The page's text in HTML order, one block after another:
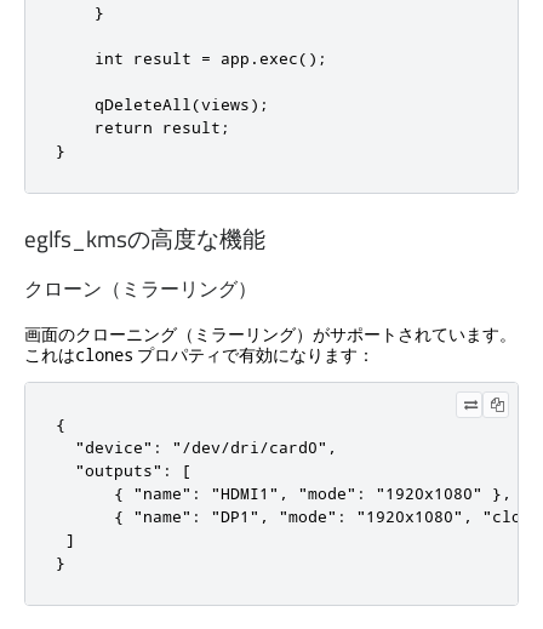
    }
    int result = app.exec();
    qDeleteAll(views);
    return result;
}
eglfs_kmsの高度な機能
クローン（ミラーリング）
画面のクローニング（ミラーリング）がサポートされています。
これはclones プロパティで有効になります：
{
  "device": "/dev/dri/card0",
  "outputs": [
      { "name": "HDMI1", "mode": "1920x1080" },
{ "name": "DP1", "mode": "1920x1080",
]
}